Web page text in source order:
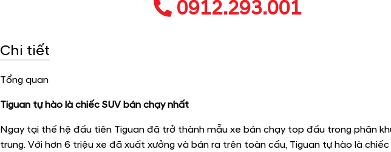
0912.293.001
Chi tiết
Tổng quan
Tiguan tự hào là chiếc SUV bán chạy nhất
Ngay tại thế hệ đầu tiên Tiguan đã trở thành mẫu xe bán chạy top đầu trong phân
trung. Với hơn 6 triệu xe đã xuất xưởng và bán ra trên toàn cầu, Tiguan tự hào là chiếc